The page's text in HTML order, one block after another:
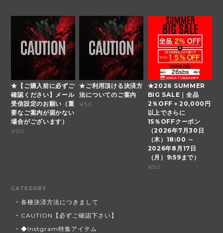
★【ご購入前に必ずご
確認ください】メール
受信設定のお願い（重
要なご案内が届かない
場合がございます）
¥50
★ご利用頂ける決済方
法についてのご案内
¥50
★2026 SUMMER
BIG SALE｜全品
2％OFF＋20,000円
以上でさらに
15％OFFクーポン
（2026年7月30日
（木）18:00 ～
2026年8月17日
（月）9:59まで）
¥50
CATEGORY
各種決済方法につきまして
CAUTION【必ずご確認下さい】
◆Instgram特集アイテム